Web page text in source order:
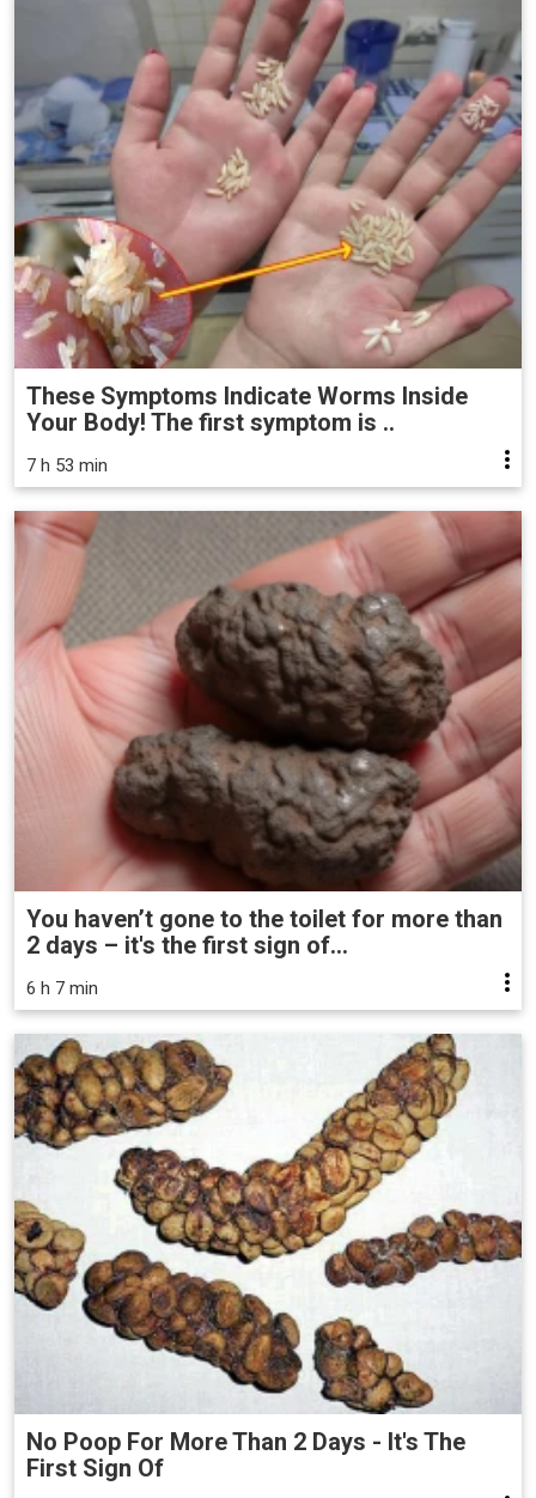
These Symptoms Indicate Worms Inside
Your Body! The first symptom is ..
7 h 53 min
You haven’t gone to the toilet for more than
2 days – it's the first sign of...
6 h 7 min
No Poop For More Than 2 Days - It's The
First Sign Of